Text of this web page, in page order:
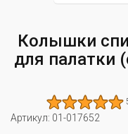
Колышки
для палатки
Артикул: 01-017652